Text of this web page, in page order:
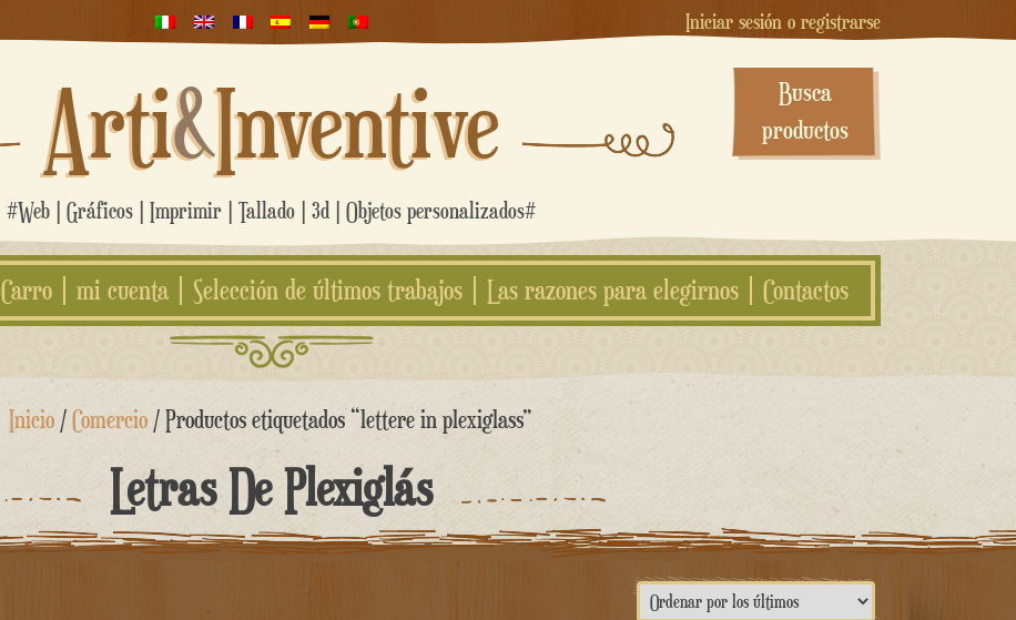
Iniciar sesión o registrarse
Arti&Inventive
#Web | Gráficos | Imprimir | Tallado | 3d | Objetos personalizados#
Busca
productos
Carro mi cuenta Selección de últimos trabajos Las razones para elegirnos Contactos
Inicio /Comercio / Productos etiquetados “lettere in plexiglass”
Letras De Plexiglás